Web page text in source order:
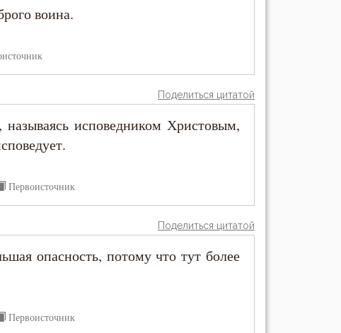
воина.
Поделиться цитатой
исповедником Христовым,
Первоисточник
Поделиться цитатой
опасность, потому что тут более
Первоисточник